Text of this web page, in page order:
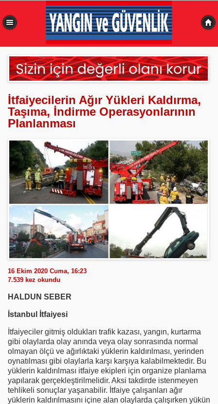
İtfaiyecilerin Ağır Yükleri Kaldırma,
Taşıma, İndirme Operasyonlarının
Planlanması
16 Ekim 2020 Cuma, 16:23
7.539 kez okundu
HALDUN SEBER
İstanbul İtfaiyesi
İtfaiyeciler gitmiş oldukları trafik kazası, yangın, kurtarma
gibi olaylarda olay anında veya olay sonrasında normal
olmayan ölçü ve ağırlıktaki yüklerin kaldırılması, yerinden
oynatılması gibi olaylarla karşı karşıya kalabilmektedir. Bu
yüklerin kaldırılması itfaiye ekipleri için organize planlama
yapılarak gerçekleştirilmelidir. Aksi takdirde istenmeyen
tehlikeli sonuçlar yaşanabilir. İtfaiye çalışanları ağır
yüklerin kaldırılmasını içine alan olaylarda çalışırken yükün
0,535 sn